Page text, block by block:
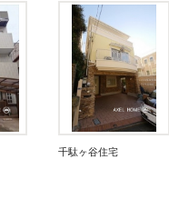
千駄ヶ谷住宅